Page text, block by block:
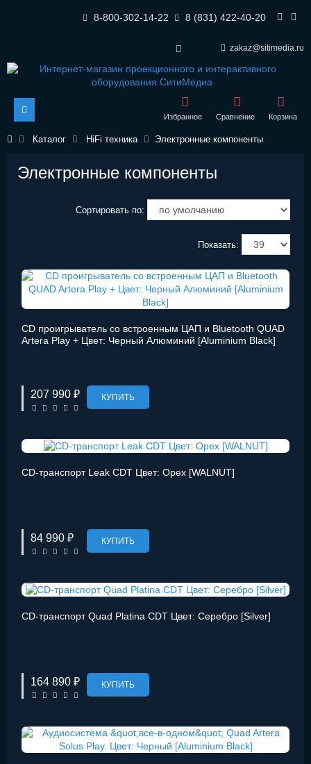
8 (831) 422-40-20
8-800-302-14-22
zakaz@sitimedia.ru
Корзина
Сравнение
Избранное
Каталог HiFi техника Электронные компоненты
Электронные компоненты
Сортировать по:
Показать:
CD проигрыватель со встроенным ЦАП и Bluetooth QUAD
Artera Play + Цвет: Черный Алюминий [Aluminium Black]
207 990 ₽ КУПИТЬ
CD-транспорт Leak CDT Цвет: Орех [WALNUT]
84 990 ₽ КУПИТЬ
CD-транспорт Quad Platina CDT Цвет: Серебро [Silver]
164 890 ₽ КУПИТЬ